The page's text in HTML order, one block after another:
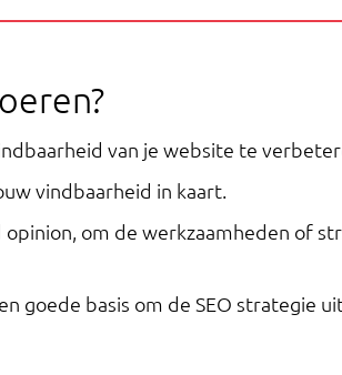
van je website te
vindbaarheid in kaart.
opinion, om de werkzaamheden of
goede basis om de SEO strategie